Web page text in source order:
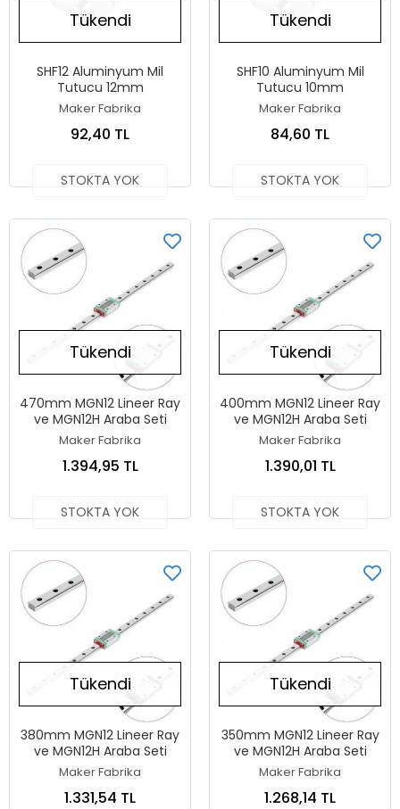
Tükendi
SHF12 Aluminyum Mil
Tutucu 12mm
Maker Fabrika
92,40 TL
STOKTA YOK
Tükendi
SHF10 Aluminyum Mil
Tutucu 10mm
Maker Fabrika
84,60 TL
STOKTA YOK
Tükendi
470mm MGN12 Lineer Ray
ve MGN12H Araba Seti
Maker Fabrika
1.394,95 TL
STOKTA YOK
Tükendi
400mm MGN12 Lineer Ray
ve MGN12H Araba Seti
Maker Fabrika
1.390,01 TL
STOKTA YOK
Tükendi
380mm MGN12 Lineer Ray
ve MGN12H Araba Seti
Maker Fabrika
1.331,54 TL
Tükendi
350mm MGN12 Lineer Ray
ve MGN12H Araba Seti
Maker Fabrika
1.268,14 TL